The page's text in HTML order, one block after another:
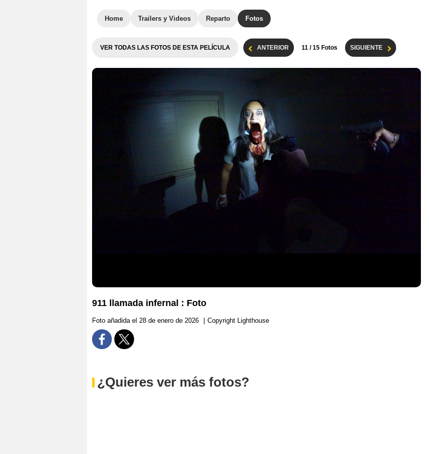
Home Trailers y Videos Reparto Fotos
VER TODAS LAS FOTOS DE ESTA PELÍCULA ANTERIOR 11 / 15 Fotos SIGUIENTE
911 llamada infernal : Foto
Foto añadida el 28 de enero de 2026 Copyright Lighthouse
¿Quieres ver más fotos?